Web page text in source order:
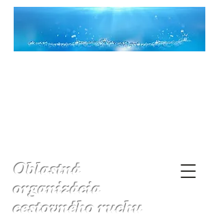
Oblastná
organizácia
cestovného ruchu